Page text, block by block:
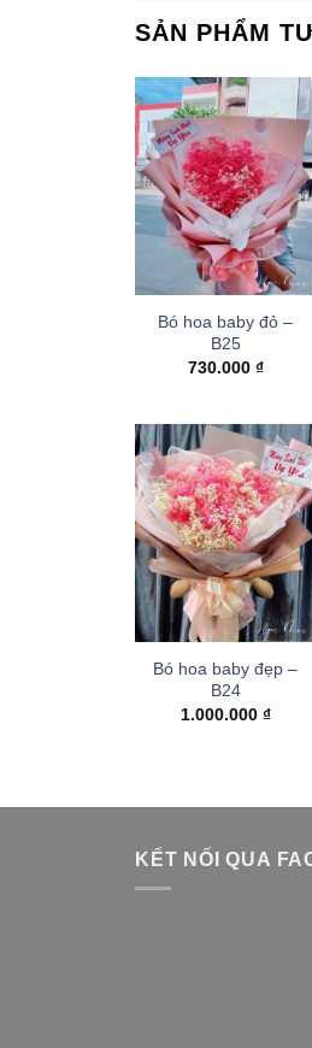
SẢN PHẨM
Bó hoa baby đỏ –
B25
730.000 ₫
Bó hoa baby đẹp –
B24
1.000.000 ₫
KẾT NỐI QUA